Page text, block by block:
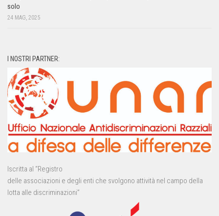
solo
24 MAG, 2025
I NOSTRI PARTNER:
Iscritta al “Registro
delle associazioni e degli enti che svolgono attività nel campo della
lotta alle discriminazioni”